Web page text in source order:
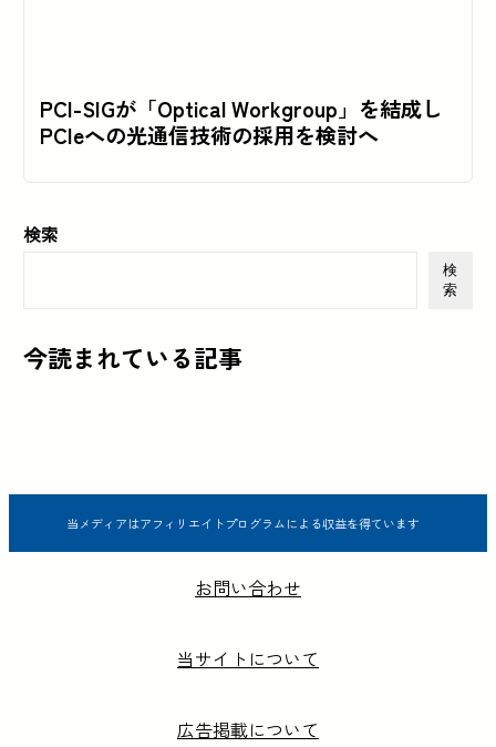
PCI-SIGが「Optical Workgroup」を結成し
PCIeへの光通信技術の採用を検討へ
検索
検
索
今読まれている記事
当メディアはアフィリエイトプログラムによる収益を得ています
お問い合わせ
当サイトについて
広告掲載について